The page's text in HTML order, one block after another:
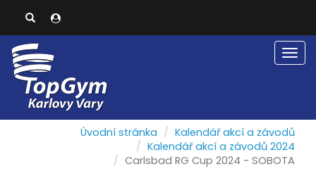
Úvodní stránka
Kalendář akcí a závodů
Kalendář akcí a závodů 2024
Carlsbad RG Cup 2024 - SOBOTA